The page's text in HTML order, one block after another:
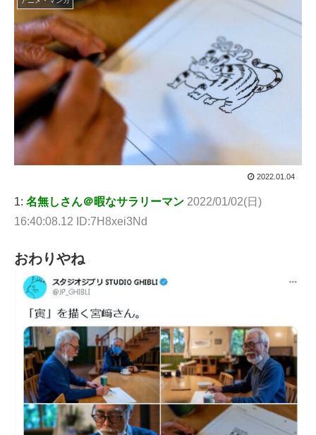
2022.01.04
1: 名無しさん＠暇なサラリーマン 2022/01/02(日)
16:40:08.12 ID:7H8xei3Nd
おわりやね